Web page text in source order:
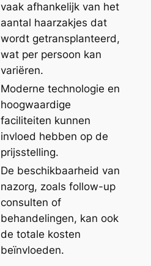
vaak afhankelijk van het
aantal haarzakjes dat
wordt getransplanteerd,
wat per persoon kan
variëren.
Moderne technologie en
hoogwaardige
faciliteiten kunnen
invloed hebben op de
prijsstelling.
De beschikbaarheid van
nazorg, zoals follow-up
consulten of
behandelingen, kan ook
de totale kosten
beïnvloeden.